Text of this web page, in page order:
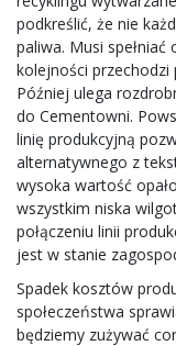
podkreślić, że nie
paliwa. Musi
kolejności
Później ulega
do Cementowni.
linię produkcyjną
alternatywnego z
wysoka wartość
wszystkim niska
połączeniu linii
jest w stanie
Spadek kosztów
społeczeństwa
będziemy zużywać